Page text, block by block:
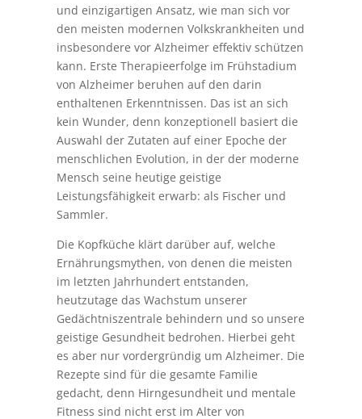
und einzigartigen Ansatz, wie man sich vor
den meisten modernen Volkskrankheiten und
insbesondere vor Alzheimer effektiv schützen
kann. Erste Therapieerfolge im Frühstadium
von Alzheimer beruhen auf den darin
enthaltenen Erkenntnissen. Das ist an sich
kein Wunder, denn konzeptionell basiert die
Auswahl der Zutaten auf einer Epoche der
menschlichen Evolution, in der der moderne
Mensch seine heutige geistige
Leistungsfähigkeit erwarb: als Fischer und
Sammler.
Die Kopfküche klärt darüber auf, welche
Ernährungsmythen, von denen die meisten
im letzten Jahrhundert entstanden,
heutzutage das Wachstum unserer
Gedächtniszentrale behindern und so unsere
geistige Gesundheit bedrohen. Hierbei geht
es aber nur vordergründig um Alzheimer. Die
Rezepte sind für die gesamte Familie
gedacht, denn Hirngesundheit und mentale
Fitness sind nicht erst im Alter von